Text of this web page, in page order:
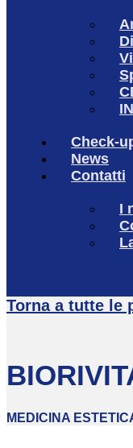
Check-
News
Contatti
I
Torna a tutte le
MEDICINA